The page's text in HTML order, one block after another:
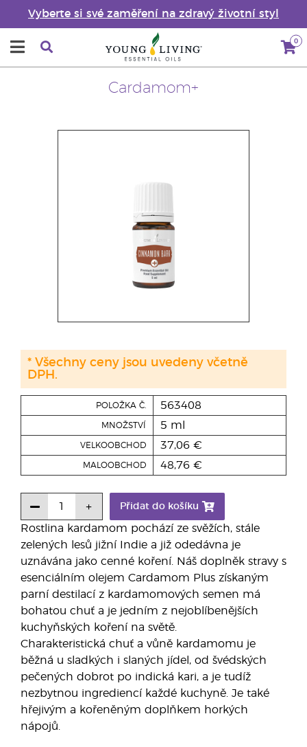
Vyberte si své zaměření na zdravý životní styl
0
Cardamom+
Rostlina kardamom pochází ze svěžích, stále
zelených lesů jižní Indie a již odedávna je
uznávána jako cenné koření. Náš doplněk stravy s
esenciálním olejem Cardamom Plus získaným
parní destilací z kardamomových semen má
bohatou chuť a je jedním z nejoblíbenějších
kuchyňských koření na světě.
Charakteristická chuť a vůně kardamomu je
běžná u sladkých i slaných jídel, od švédských
pečených dobrot po indická kari, a je tudíž
nezbytnou ingrediencí každé kuchyně. Je také
hřejivým a kořeněným doplňkem horkých
nápojů.
POLOŽKA Č. 563408
MNOŽSTVÍ 5 ml
VELKOOBCHOD 37,06 €
MALOOBCHOD 48,76 €
Přidat do košíku
* Všechny ceny jsou uvedeny včetně
DPH.